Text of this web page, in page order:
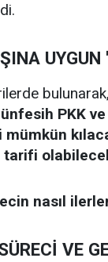
bulunarak,
PKK
tarifi
nasıl
VE